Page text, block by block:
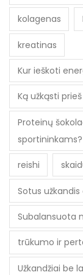
kolagenas
kreatinas
Kur ieškoti
Ką užkąsti
Proteinų
sportininkams?
reishi
Sotus
Subalansuota
trūkumo ir
Užkandžiai be